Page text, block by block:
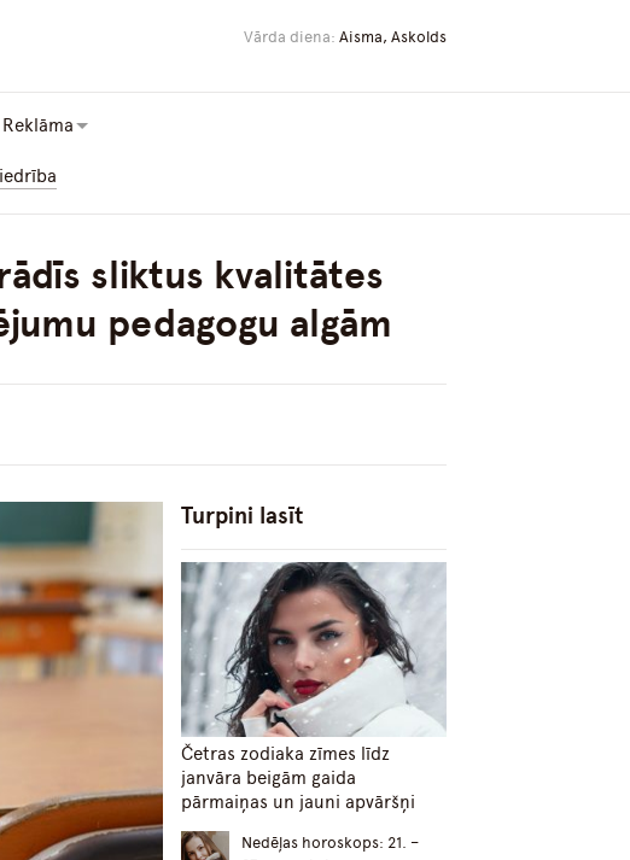
Vārda diena: Aisma, Askolds
Reklāma
sliktus kvalitātes
pedagogu algām
Turpini lasīt
Četras zodiaka zīmes līdz
janvāra beigām gaida
pārmaiņas un jauni apvāršņi
Nedēļas horoskops: 21. –